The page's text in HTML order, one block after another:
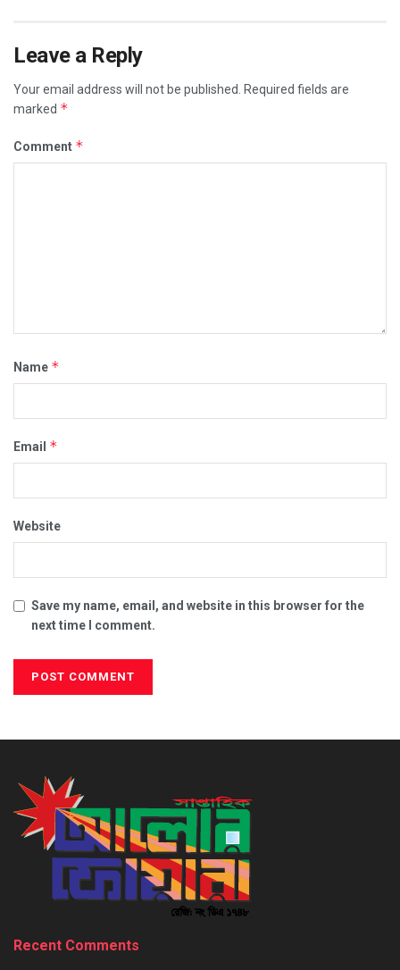
Leave a Reply
Your email address will not be published.
Required fields are
marked *
Comment *
Name *
Email *
Website
Save my name, email, and website in this browser for the
next time I comment.
Recent Comments